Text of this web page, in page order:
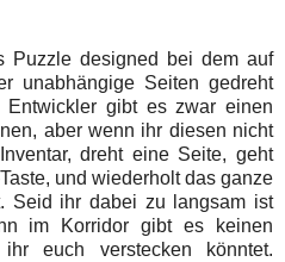
Puzzle designed bei dem auf
unabhängige Seiten gedreht
gibt es zwar einen
aber wenn ihr diesen nicht
dreht eine Seite, geht
und wiederholt das ganze
Seid ihr dabei zu langsam ist
im Korridor gibt es keinen
euch verstecken könntet.